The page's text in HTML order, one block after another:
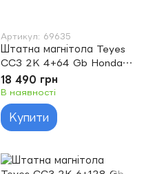
Артикул: 69635
Штатна магнітола Teyes
CC3 2K 4+64 Gb Honda
City 2014-2017 (B) 10"
18 490 грн
В наявності
Купити